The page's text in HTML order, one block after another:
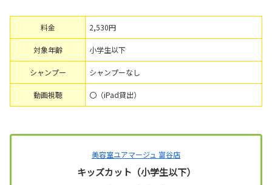
料金 2,530円
対象年齢 小学生以下
シャンプー シャンプーなし
動画視聴 〇（iPad貸出）
美容室ユアマージュ 富谷店
キッズカット（小学生以下）